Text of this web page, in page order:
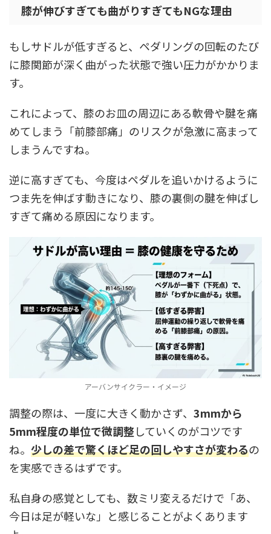
膝が伸びすぎても曲がりすぎてもNGな理由
もしサドルが低すぎると、ペダリングの回転のたび
に膝関節が深く曲がった状態で強い圧力がかかりま
す。
これによって、膝のお皿の周辺にある軟骨や腱を痛
めてしまう 「前膝部痛」 のリスクが急激に高まって
しまうんですね。
逆に高すぎても、今度はペダルを追いかけるように
つま先を伸ばす動きになり、膝の裏側の腱を伸ばし
すぎて痛める原因になります。
アーバンサイクラー・イメージ
調整の際は、一度に大きく動かさず、 3mmから
5mm程度の単位で微調整していくのがコツです
ね。 少しの差で驚くほど足の回しやすさが変わるの
を実感できるはずです。
私自身の感覚としても、数ミリ変えるだけで「あ、
今日は足が軽いな」と感じることがよくあります